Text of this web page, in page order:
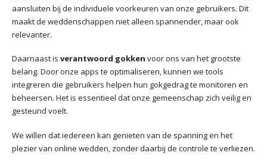
aansluiten bij de individuele voorkeuren van onze gebruikers. Dit
maakt de weddenschappen niet alleen spannender, maar ook
relevanter.
Daarnaast is verantwoord gokken voor ons van het grootste
belang. Door onze apps te optimaliseren, kunnen we tools
integreren die gebruikers helpen hun gokgedrag te monitoren en
beheersen. Het is essentieel dat onze gemeenschap zich veilig en
gesteund voelt.
We willen dat iedereen kan genieten van de spanning en het
plezier van online wedden, zonder daarbij de controle te verliezen.